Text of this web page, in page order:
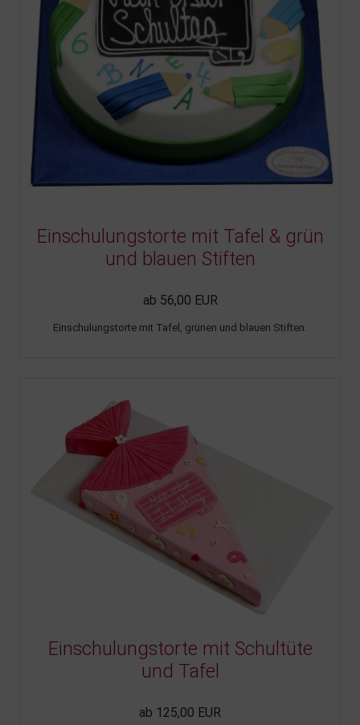
Einschulungstorte mit Tafel & grün
und blauen Stiften
ab 56,00 EUR
Einschulungstorte mit Tafel, grünen und blauen Stiften.
Einschulungstorte mit Schultüte
und Tafel
ab 125,00 EUR